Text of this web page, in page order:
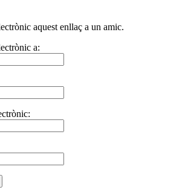
aquest enllaç a un amic.
a: